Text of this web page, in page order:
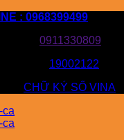
: 0968399499
0911330809
19002122
CHỮ KÝ SỐ VINA